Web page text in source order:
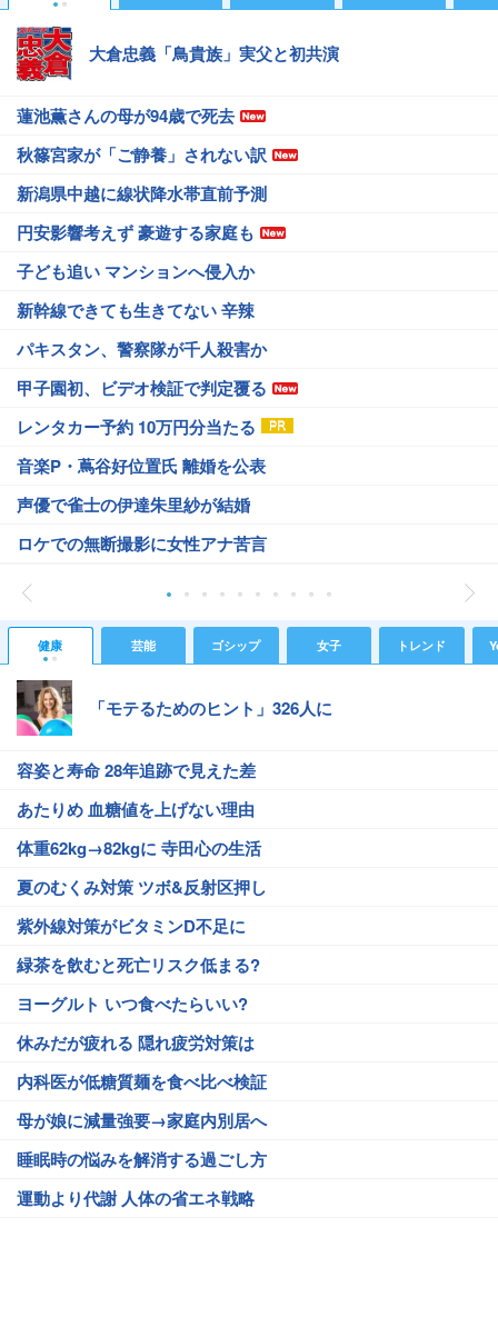
大倉忠義「鳥貴族」実父と初共演
蓮池薫さんの母が94歳で死去
秋篠宮家が「ご静養」されない訳
新潟県中越に線状降水帯直前予測
円安影響考えず 豪遊する家庭も
子ども追い マンションへ侵入か
新幹線できても生きてない 辛辣
パキスタン、警察隊が千人殺害か
甲子園初、ビデオ検証で判定覆る
レンタカー予約 10万円分当たる
音楽P・蔦谷好位置氏 離婚を公表
声優で雀士の伊達朱里紗が結婚
ロケでの無断撮影に女性アナ苦言
健康 芸能 ゴシップ 女子 トレンド
「モテるためのヒント」326人に
容姿と寿命 28年追跡で見えた差
あたりめ 血糖値を上げない理由
体重62kg→82kgに 寺田心の生活
夏のむくみ対策 ツボ&反射区押し
紫外線対策がビタミンD不足に
緑茶を飲むと死亡リスク低まる?
ヨーグルト いつ食べたらいい?
休みだが疲れる 隠れ疲労対策は
内科医が低糖質麺を食べ比べ検証
母が娘に減量強要→家庭内別居へ
睡眠時の悩みを解消する過ごし方
運動より代謝 人体の省エネ戦略